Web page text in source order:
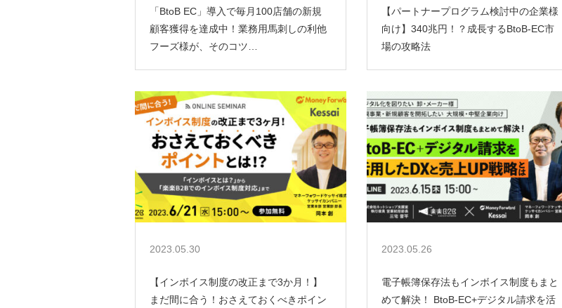
「BtoB EC」導入で毎月100店舗の新規
顧客獲得を達成中！業務用馬刺しの利他
フーズ様が、そのコツ…
【パートナープログラム検討中の企業様
向け】340兆円！？成長するBtoB-EC市
場の攻略法
2023.05.30
【インボイス制度の改正まで3か月！】
まだ間に合う！おさえておくべきポイン
2023.05.26
電子帳簿保存法もインボイス制度もまと
めて解決！ BtoB-EC+デジタル請求を活